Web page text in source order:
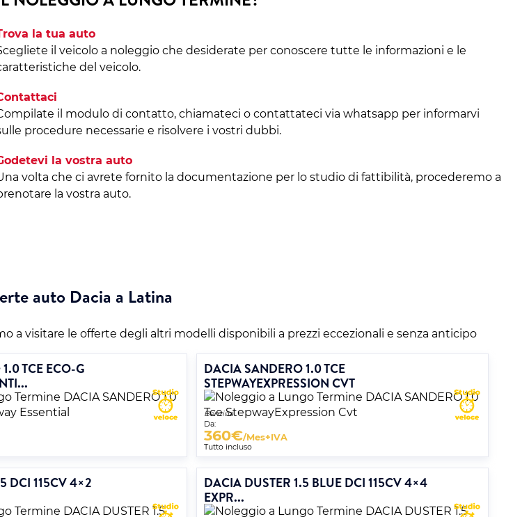
la tua auto
il veicolo a noleggio che desiderate per conoscere tutte le informazioni e le
del veicolo.
il modulo di contatto, chiamateci o contattateci via whatsapp per informarvi
procedure necessarie e risolvere i vostri dubbi.
la vostra auto
volta che ci avrete fornito la documentazione per lo studio di fattibilità, procederemo a
la vostra auto.
auto Dacia a Latina
a visitare le offerte degli altri modelli disponibili a prezzi eccezionali e senza anticipo
TCE ECO-G
DACIA SANDERO 1.0 TCE
STEPWAYEXPRESSION CVT
Benzina
Da:
360€/Mes+IVA
Tutto incluso
DCI 115CV 4×2
DACIA DUSTER 1.5 BLUE DCI 115CV 4×4
EXPR...